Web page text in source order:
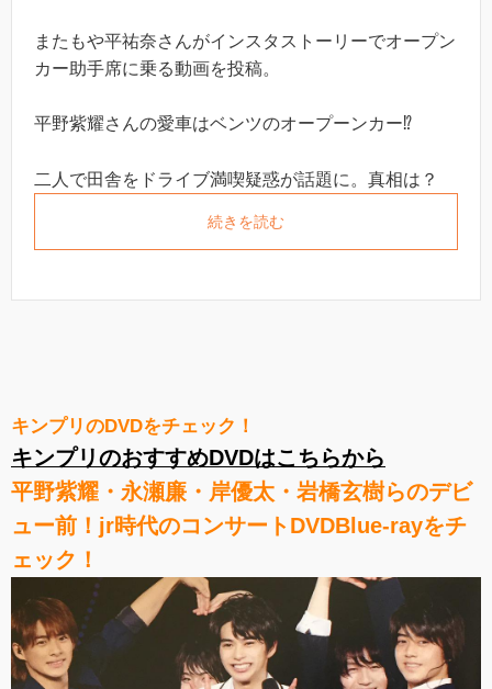
またもや平祐奈さんがインスタストーリーでオープン
カー助手席に乗る動画を投稿。
平野紫耀さんの愛車はベンツのオープーンカー⁉︎
二人で田舎をドライブ満喫疑惑が話題に。真相は？
続きを読む
キンプリのDVDをチェック！
キンプリのおすすめDVDはこちらから
平野紫耀・永瀬廉・岸優太・岩橋玄樹らのデビ
ュー前！jr時代のコンサートDVDBlue-rayをチ
ェック！